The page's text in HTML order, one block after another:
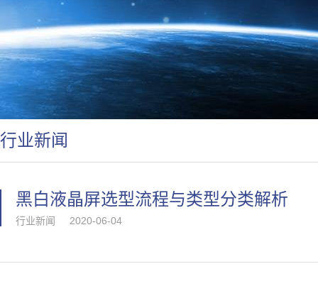
行业新闻
黑白液晶屏选型流程与类型分类解析
行业新闻 2020-06-04